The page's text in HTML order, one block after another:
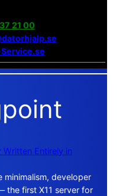
21 00
Written Entirely in
developer
the first X11 server for